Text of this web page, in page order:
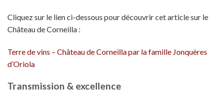
Cliquez sur le lien ci-dessous pour découvrir cet article sur le
Château de Corneilla :
Terre de vins – Château de Corneilla par la famille Jonquères
d’Oriola
Transmission & excellence